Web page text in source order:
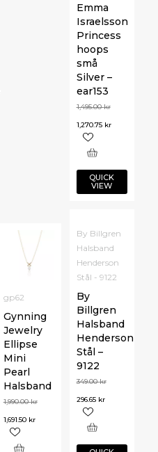
Emma
Israelsson
Princess
hoops
små
Silver –
ear153
1,495.00kr
1,270.75 kr
QUICK
VIEW
By Billgren
Halsband
Henderson
Stål - 9122
By
Billgren
Halsband
Henderson
Stål –
9122
349.00kr
296.65 kr
gp62
Gynning
Jewelry
Ellipse
Mini
Pearl
Halsband
1,990.00kr
1,691.50 kr